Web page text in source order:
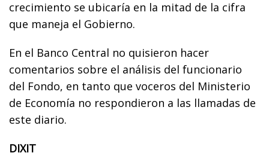
crecimiento se ubicaría en la mitad de la cifra
que maneja el Gobierno.
En el Banco Central no quisieron hacer
comentarios sobre el análisis del funcionario
del Fondo, en tanto que voceros del Ministerio
de Economía no respondieron a las llamadas de
este diario.
DIXIT